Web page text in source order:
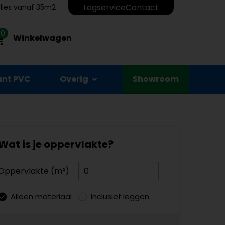
vanaf 35m2 LegserviceContact
0 Winkelwagen
PVC Overig Showroom
is je oppervlakte?
(m²)
Alleen materiaal Inclusief leggen